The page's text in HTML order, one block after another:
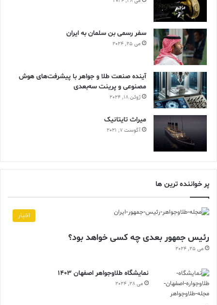
سفر رسمی بن سلمان به ایران
می 25, 2024
آینده صنعت طلا و جواهر با پیشرفت‌های هوش
مصنوعی و پرینت سه‌بعدی
ژوئن 18, 2024
ميراث تايتانيک
آگوست 7, 2021
پر خواننده ترین ها
اخبار
رئیس جمهور بعدی چه کسی خواهد بود؟
می 25, 2024
نمایشگاه طلاوجواهر اصفهان 1403
می 28, 2024